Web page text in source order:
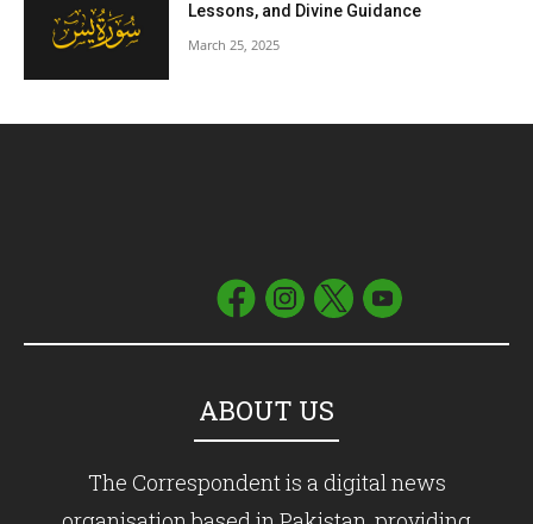
Lessons, and Divine Guidance
March 25, 2025
ABOUT US
The Correspondent is a digital news